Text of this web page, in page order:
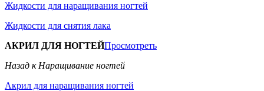
Жидкости для наращивания ногтей
Жидкости для снятия лака
АКРИЛ ДЛЯ НОГТЕЙПросмотреть
Назад к Наращивание ногтей
Акрил для наращивания ногтей